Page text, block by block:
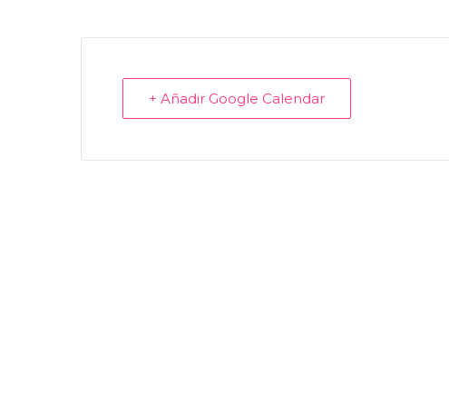
+ Añadir Google Calendar